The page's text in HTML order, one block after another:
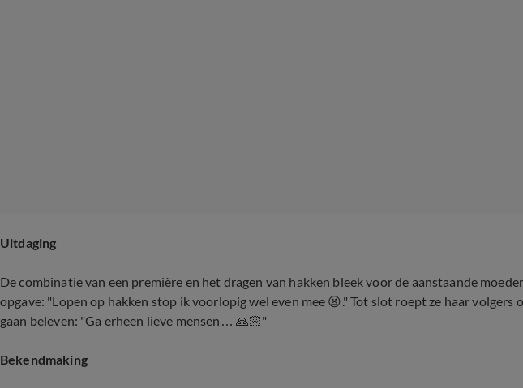
Uitdaging
De combinatie van een première en het dragen van hakken bleek voor de aanstaande
opgave: "Lopen op hakken stop ik voorlopig wel even mee 😫." Tot slot roept ze haar volgers
gaan beleven: "Ga erheen lieve mensen… 🙏🏻"
Bekendmaking